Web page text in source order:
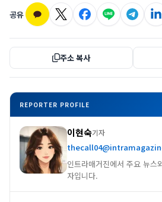
공유
주소 복사
REPORTER PROFILE
이현숙기자
인트라매거진에서 주요 뉴스
자입니다.